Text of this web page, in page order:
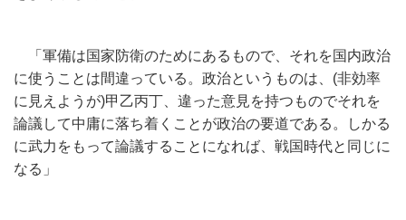
「軍備は国家防衛のためにあるもので、それを国内政治
に使うことは間違っている。政治というものは、(非効率
に見えようが)甲乙丙丁、違った意見を持つものでそれを
論議して中庸に落ち着くことが政治の要道である。しかる
に武力をもって論議することになれば、戦国時代と同じに
なる」